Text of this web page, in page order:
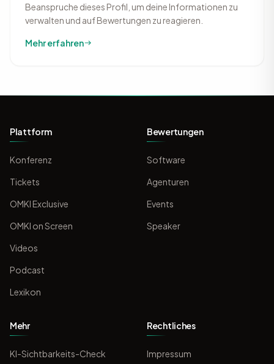
Beanspruche dieses Profil, um deine Informationen zu
verwalten und auf Bewertungen zu reagieren.
Mehr erfahren
Plattform
Konferenz
Tickets
OMKI Exclusive
OMKI on Screen
Videos
Podcast
Lexikon
Bewertungen
Software
Agenturen
Events
Speaker
Mehr
KI-Sichtbarkeits-Check
Rechtliches
Impressum